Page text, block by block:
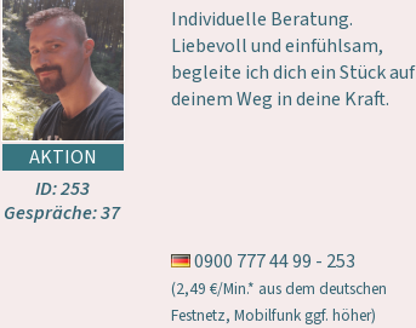
ID: 253
Gespräche: 37
Individuelle Beratung.
Liebevoll und einfühlsam,
begleite ich dich ein Stück auf
deinem Weg in deine Kraft.
0900 777 44 99 - 253
(2,49 €/Min.* aus dem deutschen
Festnetz, Mobilfunk ggf. höher)